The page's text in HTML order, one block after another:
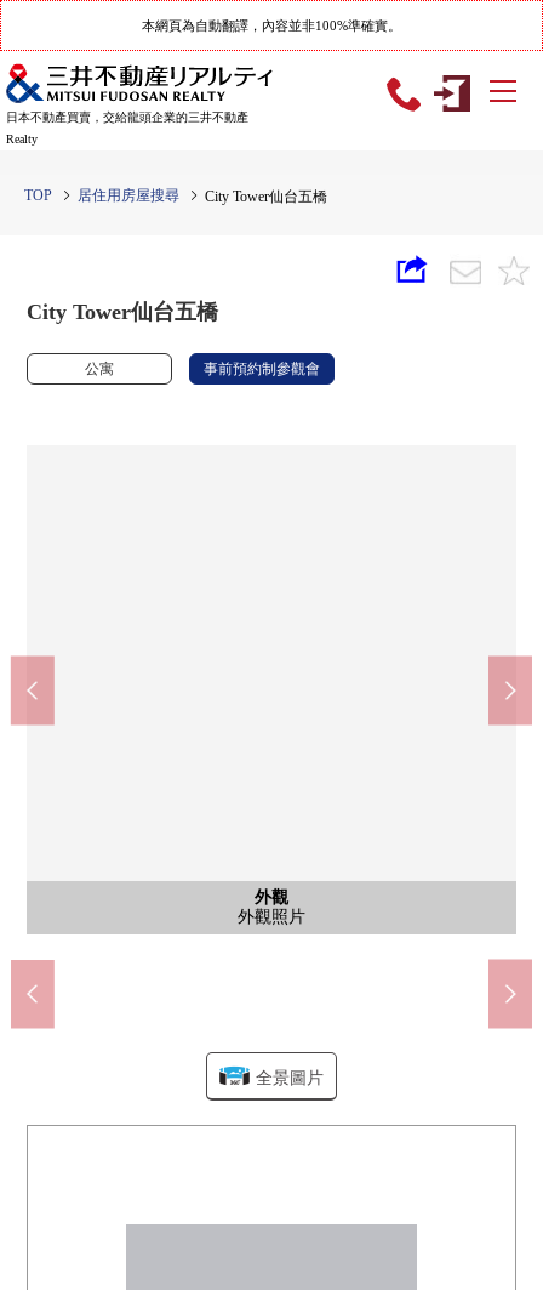
本網頁為自動翻譯，內容並非100%準確實。
日本不動產買賣，交給龍頭企業的三井不動產
Realty
TOP 居住用房屋搜尋 City Tower仙台五橋
City Tower仙台五橋
公寓 事前預約制參觀會
外觀
外觀照片
客廳
客廳飯廳
客廳
客廳飯廳
客廳
客廳飯廳
廚房
廚房
廚房
廚房
廚房
廚房
廚房
廚房
公共汽車
浴室
洗臉
洗臉室
收納
洗臉室收納擱板
室內
約7.4張塌塌米西式房間
室內
約7.4張塌塌米西式房間
收納
壁櫥(約7.4張塌塌米西式房間)
陽台
陽台
陽台
陽台
室內
約5.0張塌塌米西式房間
室內
約5.0張塌塌米西式房間
室內
約6.2張塌塌米和式房間
室內
約6.2張塌塌米和式房間
室內
約6.0張塌塌米西式房間
室內
約6.0張塌塌米西式房間
廁所
廁所
門口
門口
入口
入口路徑
入口
入口路徑
大廳
大廳
大廳
大廳
共有部分
電梯
共有部分
防盜門
外觀
外觀照片
五橋站(仙台地下鐵南北線)(約290m)
步行4分鐘
JR東北本線、常磐線、仙台機場交通指南線、仙石線、仙山線、
東北新幹線仙台站(約840m)
步行11分鐘
仙台市立東二番丁小學(約750m)
步行10分鐘
仙台市立五橋中學(約440m)
步行6分鐘
五橋公園(約40m)
步行1分鐘
按照全家便利店仙台北目町商店(約130m)
步行2分鐘
仙台五橋郵局(約270m)
步行4分鐘
JR仙台醫院(約300m)
步行4分鐘
Tomod's仙台中央商店(約340m)
步行5分鐘
AEON特快仙台五橋站前店(約470m)
步行6分鐘
全景圖片